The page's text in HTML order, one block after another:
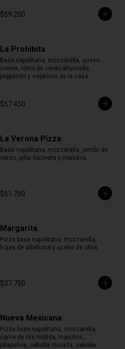
$59.200
La Prohibita
Base napolitana, mozzarella, queso
crema, lomo de cerdo ahumado,
pepperoni y especias de la casa.
$57.450
La Verona Pizza
Base napolitana, mozzarella, jamón de
cerdo, piña, tocineta y maicitos.
$51.750
Margarita
Pizza base napolitana, mozzarella,
hojas de albahaca y aceite de oliva.
$37.750
Nueva Mexicana
Pizza base napolitana, mozzarella,
carne de res molida, maicitos,
jalapeños, cebolla morada, cebolla